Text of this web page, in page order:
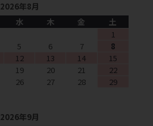
2026年8月
水 木 金
土
1
5 6 7
8
12 13 14
15
19 20 21
22
26 27 28
29
2026年9月